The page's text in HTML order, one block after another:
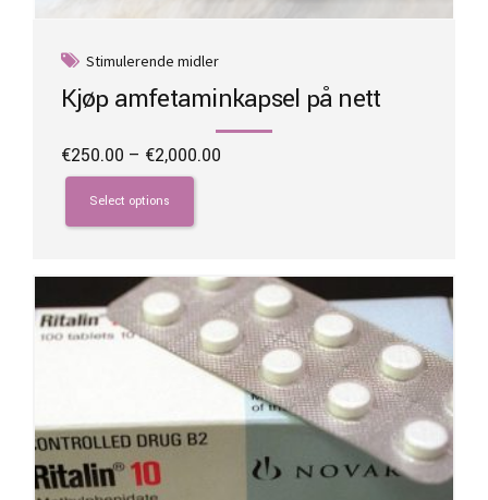
Stimulerende midler
Kjøp amfetaminkapsel på nett
€250.00 – €2,000.00
Select options
This
product
has
options
may
the
product
page